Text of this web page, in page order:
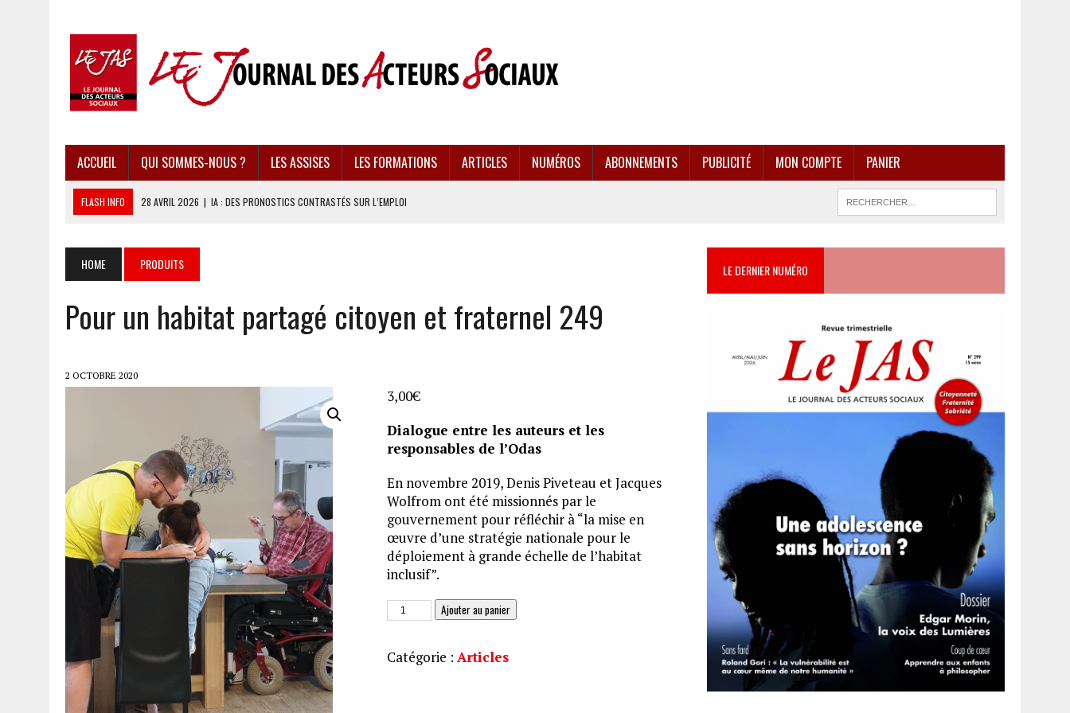
ACCUEIL QUI SOMMES-NOUS ? LES ASSISES LES FORMATIONS ARTICLES NUMÉROS ABONNEMENTS PUBLICITÉ MON COMPTE PANIER
FLASH INFO 28 AVRIL 2026 | IA : DES PRONOSTICS CONTRASTÉS SUR L’EMPLOI
28 AVRIL 2026 | PRESSE D’INFORMATION : UNE ÉCONOMIE DANGEREUSEMENT FRAGILISÉE
CARAÏBES : LES RÉCIFS CORALLIENS AU BORD DE L’EFFONDREMENT
HOME PRODUITS
Pour un habitat partagé citoyen et fraternel 249
2 OCTOBRE 2020
3,00€
Dialogue entre les auteurs et les
responsables de l’Odas
En novembre 2019, Denis Piveteau et Jacques
Wolfrom ont été missionnés par le
gouvernement pour réfléchir à “la mise en
œuvre d’une stratégie nationale pour le
déploiement à grande échelle de l’habitat
inclusif”.
quantité
de
un
Ajouter au panier
Catégorie : Articles
LE DERNIER NUMÉRO